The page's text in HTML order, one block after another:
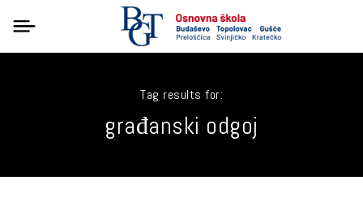
Tag results for:
građanski odgoj